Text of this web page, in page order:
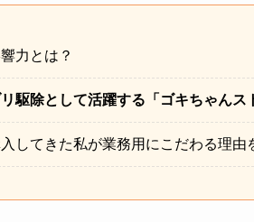
力とは？
駆除として活躍する「ゴキちゃんス
してきた私が業務用にこだわる理由